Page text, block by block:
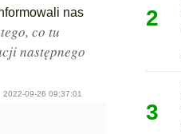
nas
co tu
następnego
2022-09-26 09:37:01
2
3